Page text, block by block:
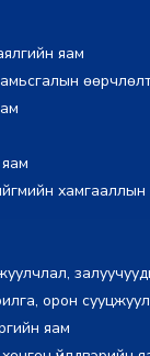
яам
хамгааллын
орон
яам